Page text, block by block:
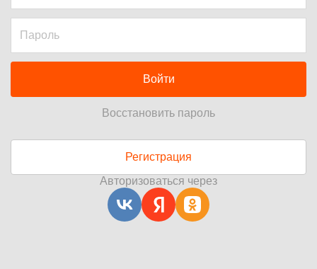
Войти
Восстановить пароль
Регистрация
Авторизоваться через